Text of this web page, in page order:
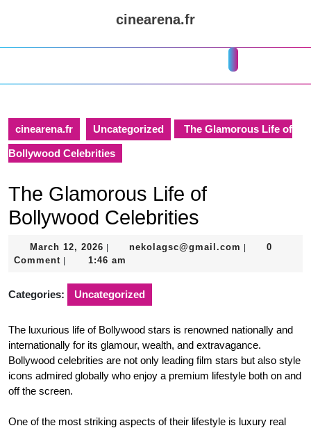
cinearena.fr
cinearena.fr Uncategorized The Glamorous Life of
Bollywood Celebrities
The Glamorous Life of
Bollywood Celebrities
March 12, 2026 March
12,
nekolagsc@gmail.com
0
Comment
1:46 am
Categories: Uncategorized
The luxurious life of Bollywood stars is renowned nationally and
internationally for its glamour, wealth, and extravagance.
Bollywood celebrities are not only leading film stars but also style
icons admired globally who enjoy a premium lifestyle both on and
off the screen.
One of the most striking aspects of their lifestyle is luxury real